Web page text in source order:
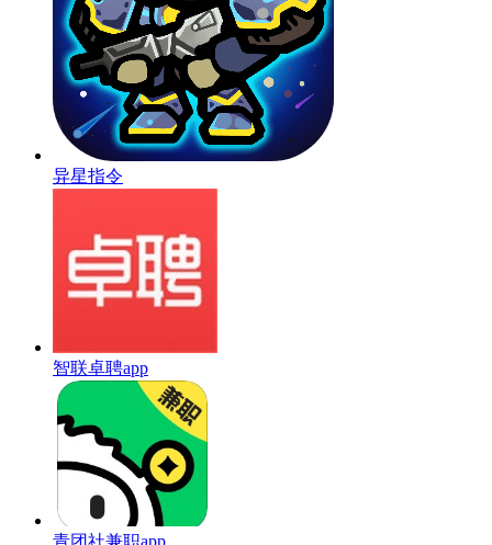
异星指令
智联卓聘app
青团社兼职app